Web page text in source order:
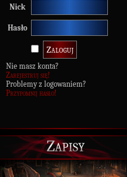
Nick
Hasło
Nie masz konta?
Zarejestruj się!
Problemy z logowaniem?
Przypomnij hasło!
Zapisy